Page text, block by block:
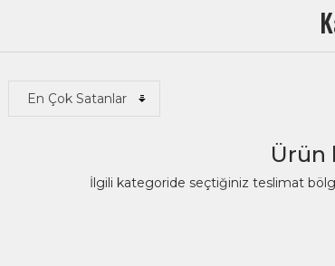
Ürün
İlgili kategoride seçtiğiniz teslimat